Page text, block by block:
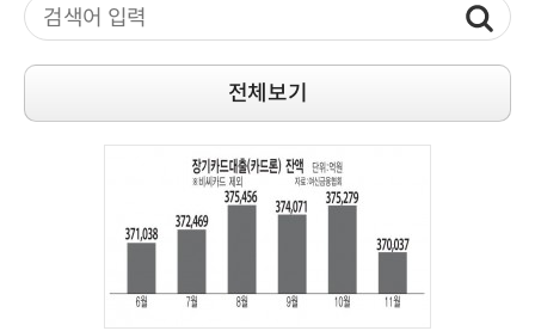
전체보기